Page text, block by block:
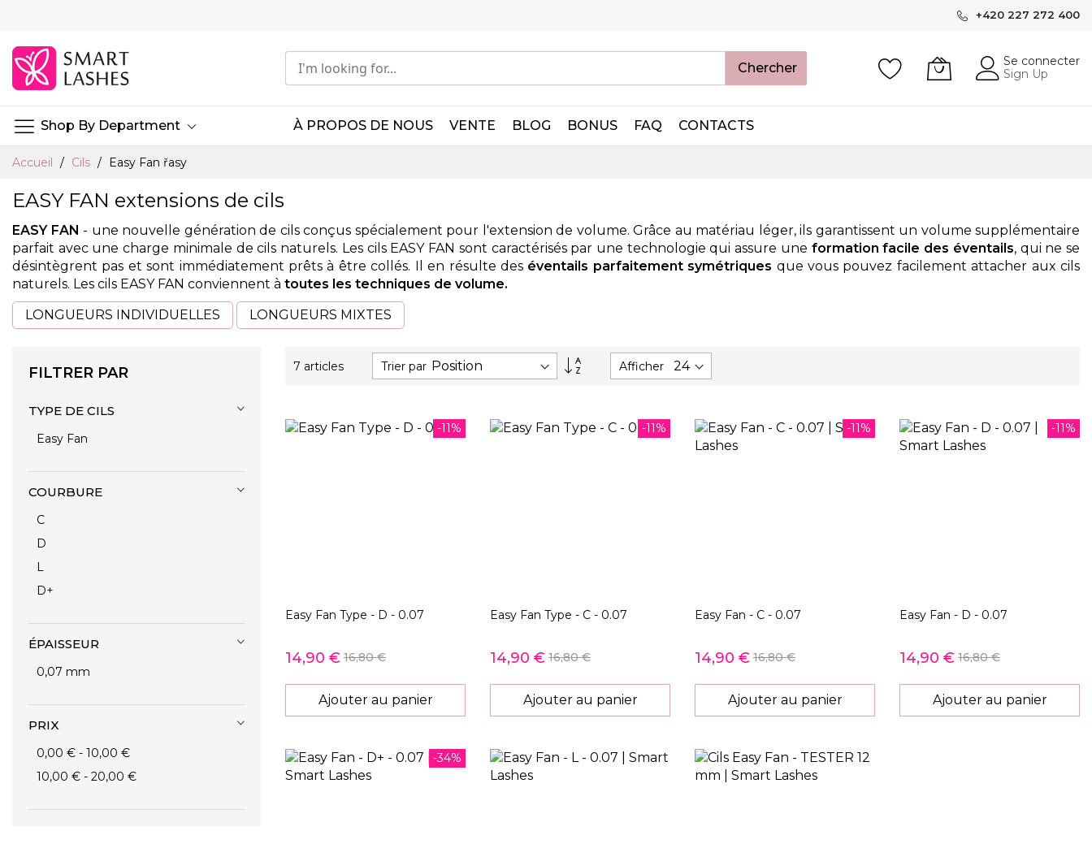
contenu
+420 227 272 400
Shop By Department
Chercher
Se connecter
Sign Up
À PROPOS DE NOUS VENTE BLOG BONUS FAQ CONTACTS
Accueil Cils Easy Fan řasy
EASY FAN extensions de cils
EASY FAN - une nouvelle génération de cils conçus spécialement pour l'extension de volume. Grâce au matériau léger, ils garantissent un volume supplémentaire
parfait avec une charge minimale de cils naturels. Les cils EASY FAN sont caractérisés par une technologie qui assure une formation facile des éventails, qui ne se
désintègrent pas et sont immédiatement prêts à être collés. Il en résulte des éventails parfaitement symétriques que vous pouvez facilement attacher aux cils
naturels. Les cils EASY FAN conviennent à toutes les techniques de volume.
LONGUEURS INDIVIDUELLES
LONGUEURS MIXTES
7 articles Trier par
Par
ordre
Afficher
-11%
Easy Fan Type - D - 0.07
14,90 € 16,80 €
Ajouter au panier
-11%
Easy Fan Type - C - 0.07
14,90 € 16,80 €
Ajouter au panier
-11%
Easy Fan - C - 0.07
14,90 € 16,80 €
Ajouter au panier
-11%
Easy Fan - D - 0.07
14,90 € 16,80 €
Ajouter au panier
-34%
FILTRER PAR
TYPE DE CILS
Easy Fan
COURBURE
C
D
L
D+
ÉPAISSEUR
0,07 mm
PRIX
0,00 € - 10,00 €
10,00 € - 20,00 €